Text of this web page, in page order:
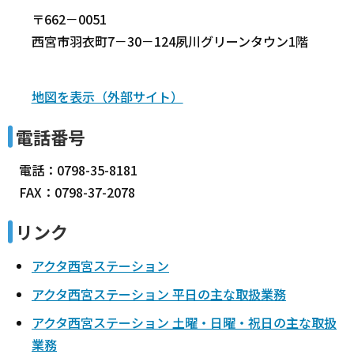
〒662－0051
西宮市羽衣町7－30－124夙川グリーンタウン1階
地図を表示（外部サイト）
電話番号
電話：0798-35-8181
FAX：0798-37-2078
リンク
アクタ西宮ステーション
アクタ西宮ステーション 平日の主な取扱業務
アクタ西宮ステーション 土曜・日曜・祝日の主な取扱
業務